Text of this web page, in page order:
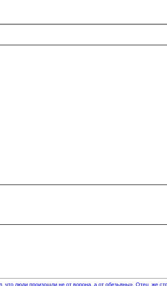
люди произошли не от ворона, а от обезьяны». Отец же